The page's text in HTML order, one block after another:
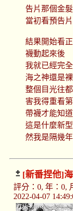
告片那個金
當初看預告
結果開始看
襪動起來後
我就已經完
海之神還是
整個目光往
害我得重看
帶襪才能知
這是什麼新
然我是隔幾
[新番捏他]
評分：0, 年：0,
2022-04-07